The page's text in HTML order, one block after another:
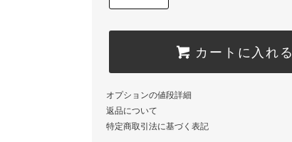
カートに入れる
オプションの値段詳細
返品について
特定商取引法に基づく表記